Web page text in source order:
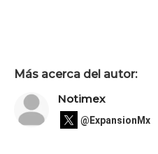
Más acerca del autor:
Notimex
@ExpansionMx